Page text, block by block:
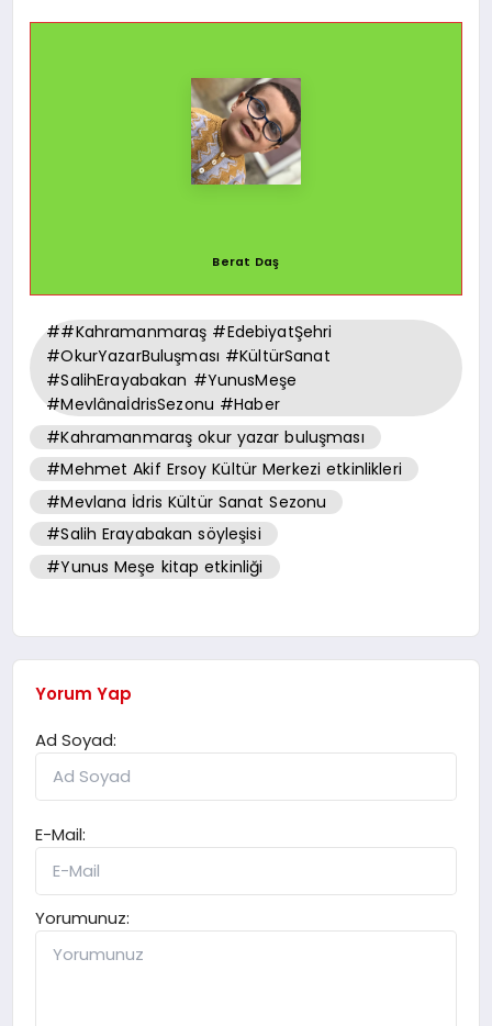
Berat Daş
##Kahramanmaraş #EdebiyatŞehri
#OkurYazarBuluşması #KültürSanat
#SalihErayabakan #YunusMeşe
#MevlânaİdrisSezonu #Haber
#Kahramanmaraş okur yazar buluşması
#Mehmet Akif Ersoy Kültür Merkezi etkinlikleri
#Mevlana İdris Kültür Sanat Sezonu
#Salih Erayabakan söyleşisi
#Yunus Meşe kitap etkinliği
Yorum Yap
Ad Soyad:
E-Mail:
Yorumunuz: